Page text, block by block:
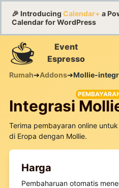
🎉 Introducing Calendar+ a
Calendar for WordPress
Event
Espresso
Rumah➔Addons➔Mollie-
Integrasi
Terima pembayaran online
di Eropa dengan Mollie.
Harga
Pembaharuan otomatis